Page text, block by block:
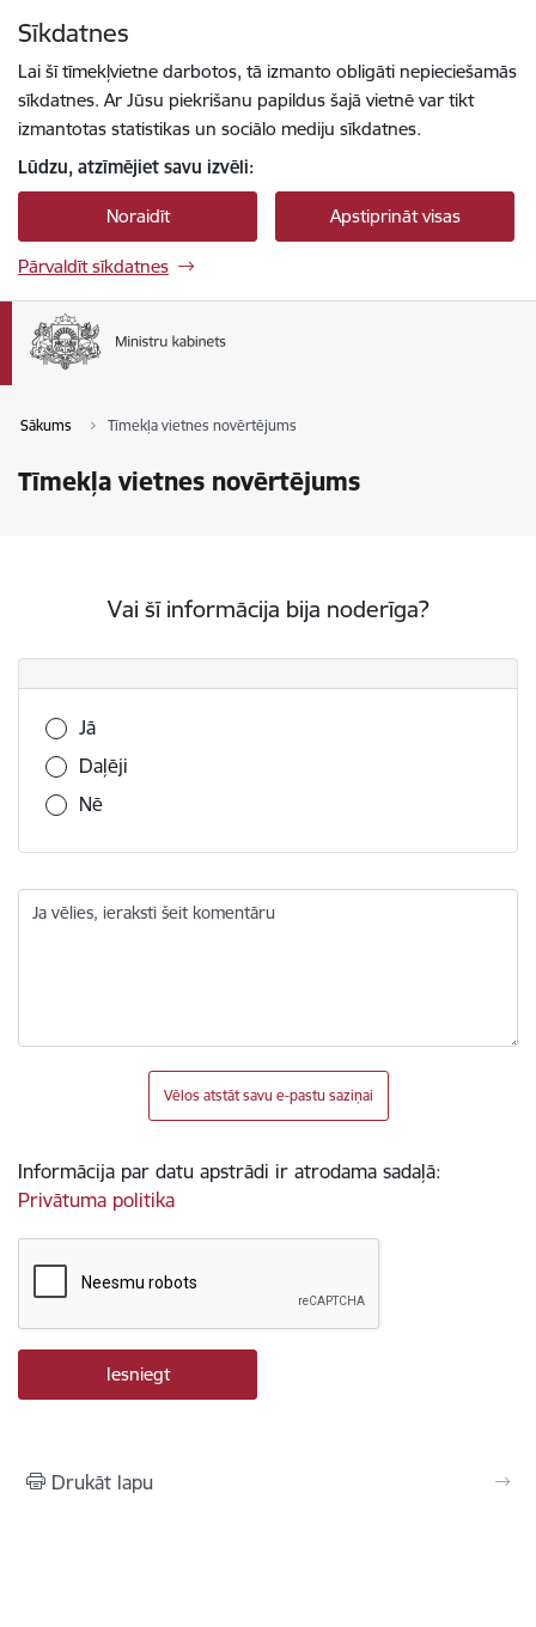
Sīkdatnes
Lai šī tīmekļvietne darbotos, tā izmanto obligāti nepieciešamās
sīkdatnes. Ar Jūsu piekrišanu papildus šajā vietnē var tikt
izmantotas statistikas un sociālo mediju sīkdatnes.
Lūdzu, atzīmējiet savu izvēli:
Noraidīt Apstiprināt visas
Pārvaldīt sīkdatnes
Sākums Tīmekļa vietnes novērtējums
Tīmekļa vietnes novērtējums
Vai šī informācija bija noderīga?
Vai šī informācija bija noderīga?
Jā
Daļēji
Nē
Ja vēlies, ieraksti šeit komentāru
Vēlos atstāt savu e-pastu saziņai
Informācija par datu apstrādi ir atrodama sadaļā:
Privātuma politika
Drukāt lapu